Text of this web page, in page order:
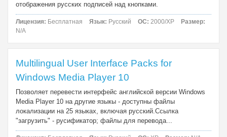
отображения русских подписей над кнопками.
Лицензия: Бесплатная Язык: Русский ОС: 2000/XP
Размер:
N/A
Multilingual User Interface Packs for
Windows Media Player 10
Позволяет перевести интерфейс английской версии Windows
Media Player 10 на другие языкы - доступны файлы
локализации на 25 языках, включая русский.Ссылка
"загрузить" - русификатор; файлы для перевода...